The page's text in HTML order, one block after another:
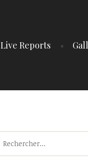
Live Reports